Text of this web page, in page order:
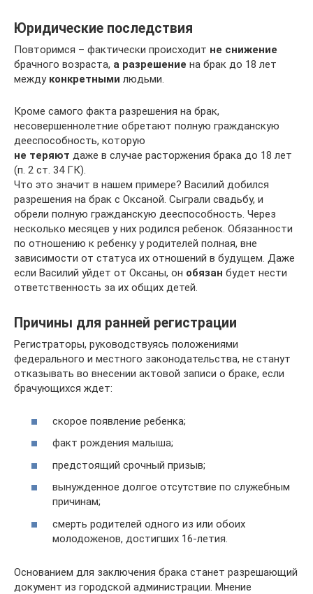
Юридические последствия
Повторимся – фактически происходит не снижение
брачного возраста, а разрешение на брак до 18 лет
между конкретными людьми.
Кроме самого факта разрешения на брак,
несовершеннолетние обретают полную гражданскую
дееспособность, которую
не теряют даже в случае расторжения брака до 18 лет
(п. 2 ст. 34 ГК).
Что это значит в нашем примере? Василий добился
разрешения на брак с Оксаной. Сыграли свадьбу, и
обрели полную гражданскую дееспособность. Через
несколько месяцев у них родился ребенок. Обязанности
по отношению к ребенку у родителей полная, вне
зависимости от статуса их отношений в будущем. Даже
если Василий уйдет от Оксаны, он обязан будет нести
ответственность за их общих детей.
Причины для ранней регистрации
Регистраторы, руководствуясь положениями
федерального и местного законодательства, не станут
отказывать во внесении актовой записи о браке, если
брачующихся ждет:
скорое появление ребенка;
факт рождения малыша;
предстоящий срочный призыв;
вынужденное долгое отсутствие по служебным
причинам;
смерть родителей одного из или обоих
молодоженов, достигших 16-летия.
Основанием для заключения брака станет разрешающий
документ из городской администрации. Мнение